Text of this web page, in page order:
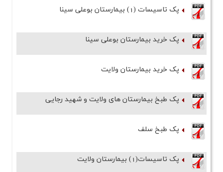
پک تاسیسات (1) بیمارستان بوعلی سینا
پک خرید بیمارستان بوعلی سینا
پک خرید بیمارستان ولایت
پک طبخ بیمارستان های ولایت و شهید رجایی
پک طبخ سلف
پک تاسیسات(1) بیمارستان ولایت